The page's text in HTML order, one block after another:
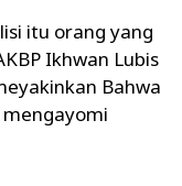
itu orang yang
Ikhwan Lubis
Bahwa
mengayomi